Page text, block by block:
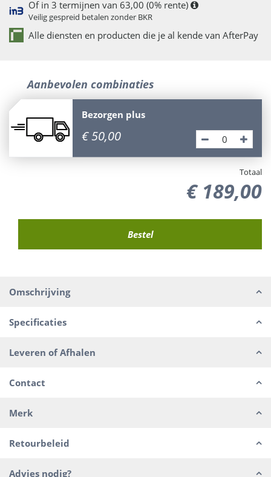
Of in 3 termijnen van 63,00 (0% rente)
Veilig gespreid betalen zonder BKR
Alle diensten en producten die je al kende van AfterPay
Aanbevolen combinaties
Bezorgen plus
€ 50,00
Totaal
€ 189,00
Omschrijving
Specificaties
Leveren of Afhalen
Contact
Merk
Retourbeleid
Advies nodig?